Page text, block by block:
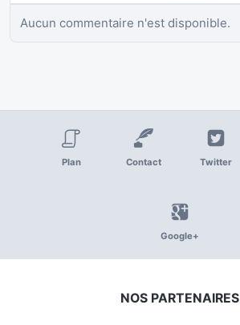
Aucun commentaire n'est disponible.
Plan Contact Twitter
Google+
NOS PARTENAIRES